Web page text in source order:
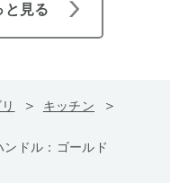
と見る
キッチン
ドル：ゴールド